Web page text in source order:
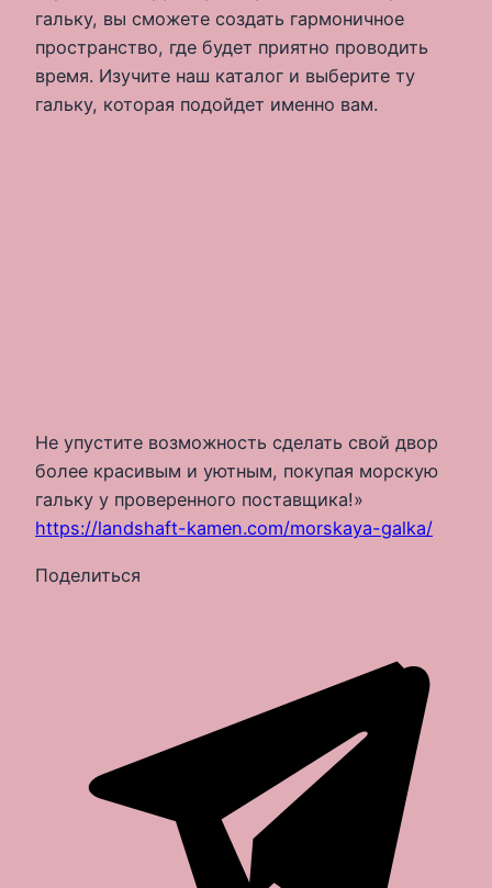
гальку, вы сможете создать гармоничное
пространство, где будет приятно проводить
время. Изучите наш каталог и выберите ту
гальку, которая подойдет именно вам.
Не упустите возможность сделать свой двор
более красивым и уютным, покупая морскую
гальку у проверенного поставщика!»
https://landshaft-kamen.com/morskaya-galka/
Поделиться